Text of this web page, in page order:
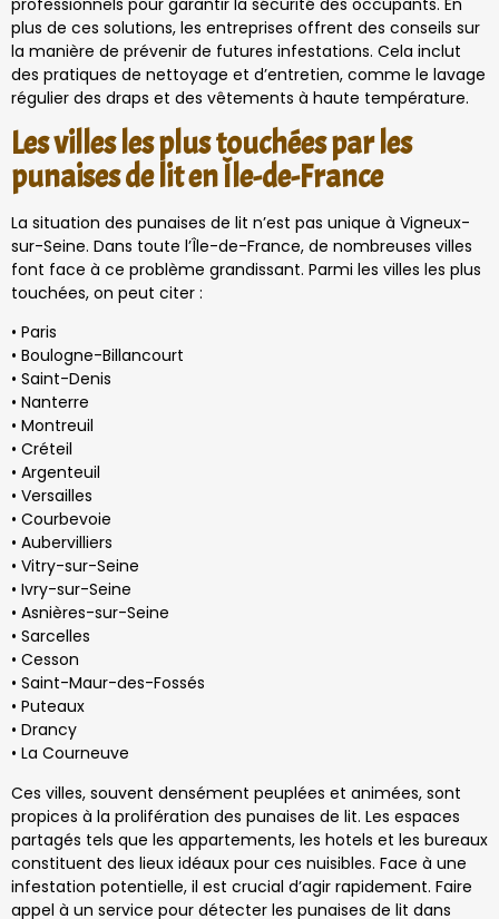
professionnels pour garantir la sécurité des occupants. En
plus de ces solutions, les entreprises offrent des conseils sur
la manière de prévenir de futures infestations. Cela inclut
des pratiques de nettoyage et d’entretien, comme le lavage
régulier des draps et des vêtements à haute température.
Les villes les plus touchées par les
punaises de lit en Île-de-France
La situation des punaises de lit n’est pas unique à Vigneux-
sur-Seine. Dans toute l’Île-de-France, de nombreuses villes
font face à ce problème grandissant. Parmi les villes les plus
touchées, on peut citer :
• Paris
• Boulogne-Billancourt
• Saint-Denis
• Nanterre
• Montreuil
• Créteil
• Argenteuil
• Versailles
• Courbevoie
• Aubervilliers
• Vitry-sur-Seine
• Ivry-sur-Seine
• Asnières-sur-Seine
• Sarcelles
• Cesson
• Saint-Maur-des-Fossés
• Puteaux
• Drancy
• La Courneuve
Ces villes, souvent densément peuplées et animées, sont
propices à la prolifération des punaises de lit. Les espaces
partagés tels que les appartements, les hotels et les bureaux
constituent des lieux idéaux pour ces nuisibles. Face à une
infestation potentielle, il est crucial d’agir rapidement. Faire
appel à un service pour détecter les punaises de lit dans